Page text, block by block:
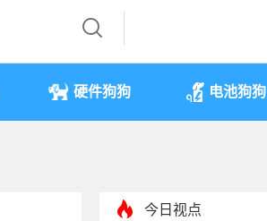
硬件狗狗 电池狗狗
今日视点